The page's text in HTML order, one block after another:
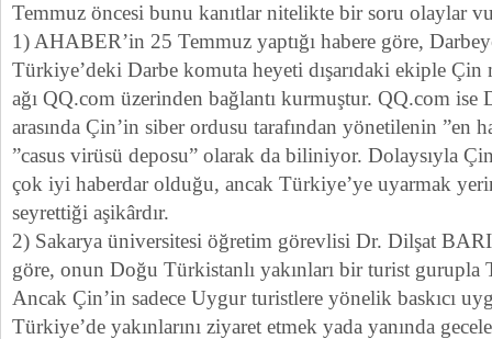
Temmuz öncesi bunu kanıtlar nitelikte bir soru olaylar
1) AHABER’in 25 Temmuz yaptığı habere göre,
Türkiye’deki Darbe komuta heyeti dışarıdaki ekiple
ağı QQ.com üzerinden bağlantı kurmuştur. QQ.com ise
arasında Çin’in siber ordusu tarafından yönetilenin ”en
”casus virüsü deposu” olarak da biliniyor. Dolaysıyla
çok iyi haberdar olduğu, ancak Türkiye’ye uyarmak
seyrettiği aşikârdır.
2) Sakarya üniversitesi öğretim görevlisi Dr. Dilşat
göre, onun Doğu Türkistanlı yakınları bir turist gurupla
Ancak Çin’in sadece Uygur turistlere yönelik baskıcı
Türkiye’de yakınlarını ziyaret etmek yada yanında